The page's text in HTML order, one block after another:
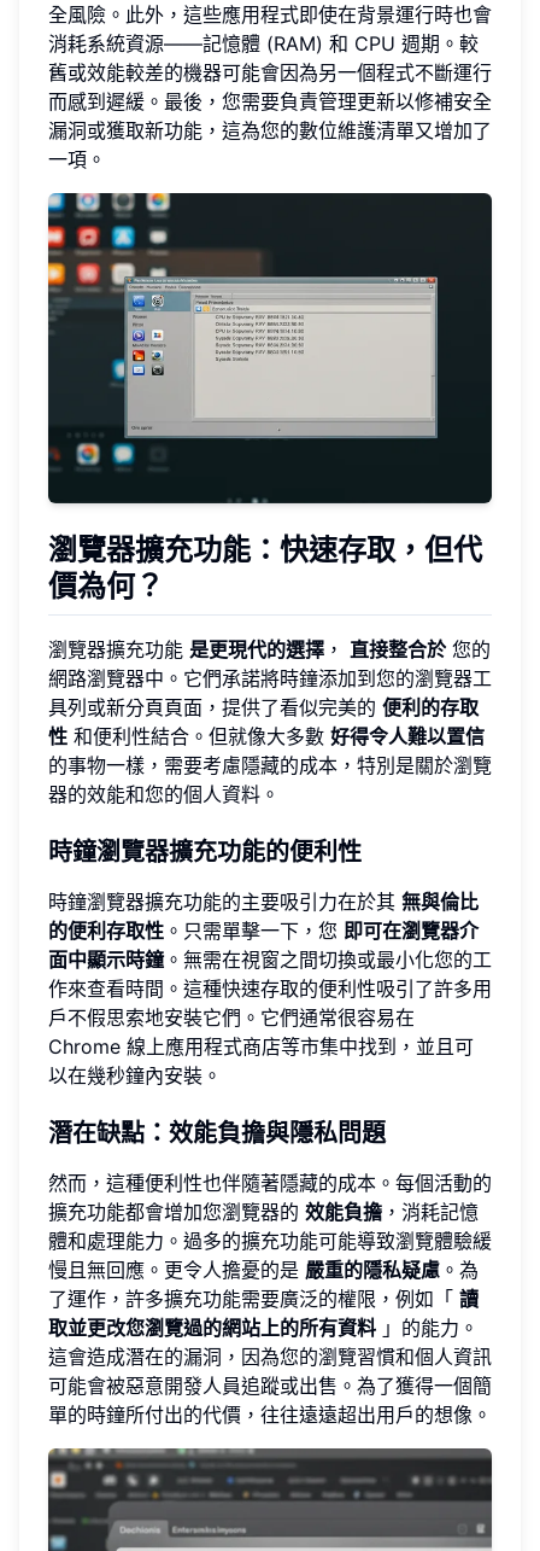
全風險。此外，這些應用程式即使在背景運行時也會
消耗系統資源——記憶體 (RAM) 和 CPU 週期。較
舊或效能較差的機器可能會因為另一個程式不斷運行
而感到遲緩。最後，您需要負責管理更新以修補安全
漏洞或獲取新功能，這為您的數位維護清單又增加了
一項。
瀏覽器擴充功能：快速存取，但代
價為何？
瀏覽器擴充功能 是更現代的選擇 ， 直接整合於您的
網路瀏覽器中。它們承諾將時鐘添加到您的瀏覽器工
具列或新分頁頁面，提供了看似完美的 便利的存取
性 和便利性結合。但就像大多數 好得令人難以置信
的事物一樣，需要考慮隱藏的成本，特別是關於瀏覽
器的效能和您的個人資料。
時鐘瀏覽器擴充功能的便利性
時鐘瀏覽器擴充功能的主要吸引力在於其 無與倫比
的便利存取性 。只需單擊一下，您 即可在瀏覽器介
面中顯示時鐘。無需在視窗之間切換或最小化您的工
作來查看時間。這種快速存取的便利性吸引了許多用
戶不假思索地安裝它們。它們通常很容易在
Chrome 線上應用程式商店等市集中找到，並且可
以在幾秒鐘內安裝。
潛在缺點：效能負擔與隱私問題
然而，這種便利性也伴隨著隱藏的成本。每個活動的
擴充功能都會增加您瀏覽器的 效能負擔 ，消耗記憶
體和處理能力。過多的擴充功能可能導致瀏覽體驗緩
慢且無回應。更令人擔憂的是 嚴重的隱私疑慮 。為
了運作，許多擴充功能需要廣泛的權限，例如「 讀
取並更改您瀏覽過的網站上的所有資料 」的能力。
這會造成潛在的漏洞，因為您的瀏覽習慣和個人資訊
可能會被惡意開發人員追蹤或出售。為了獲得一個簡
單的時鐘所付出的代價，往往遠遠超出用戶的想像。